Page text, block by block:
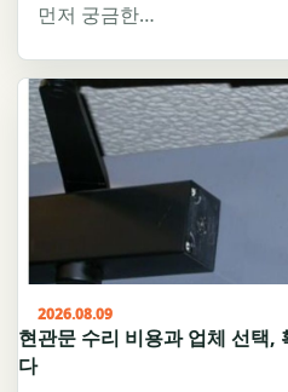
먼저 궁금한…
2026.08.09
현관문 수리 비용과 업체 선택,
다